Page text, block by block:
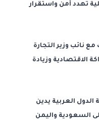
تهدد أمن واستقرار
مع نائب وزير التجارة
الاقتصادية وزيادة
الدول العربية يدين
السعودية واليمن